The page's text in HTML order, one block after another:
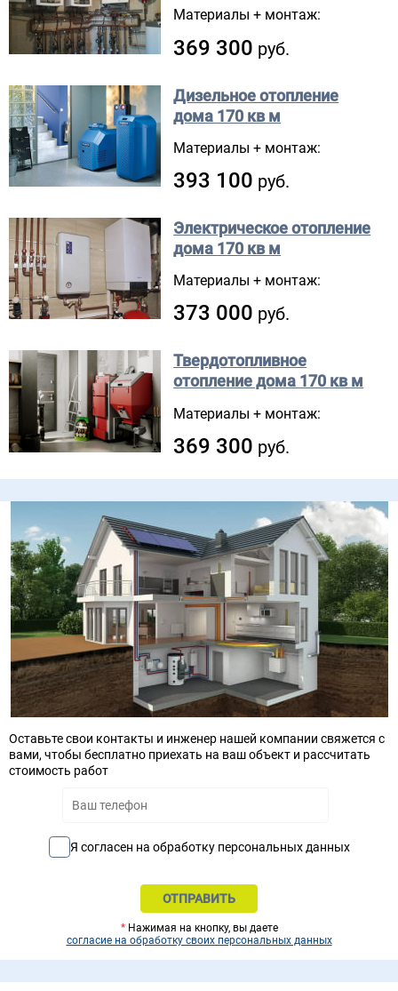
Материалы + монтаж:
369 300 руб.
Дизельное отопление
дома 170 кв м
Материалы + монтаж:
393 100 руб.
Электрическое отопление
дома 170 кв м
Материалы + монтаж:
373 000 руб.
Твердотопливное
отопление дома 170 кв м
Материалы + монтаж:
369 300 руб.
Оставьте свои контакты и инженер нашей компании свяжется с
вами, чтобы бесплатно приехать на ваш объект и рассчитать
стоимость работ
Я согласен на обработку персональных данных
*Нажимая на кнопку, вы даете
согласие на обработку своих персональных данных